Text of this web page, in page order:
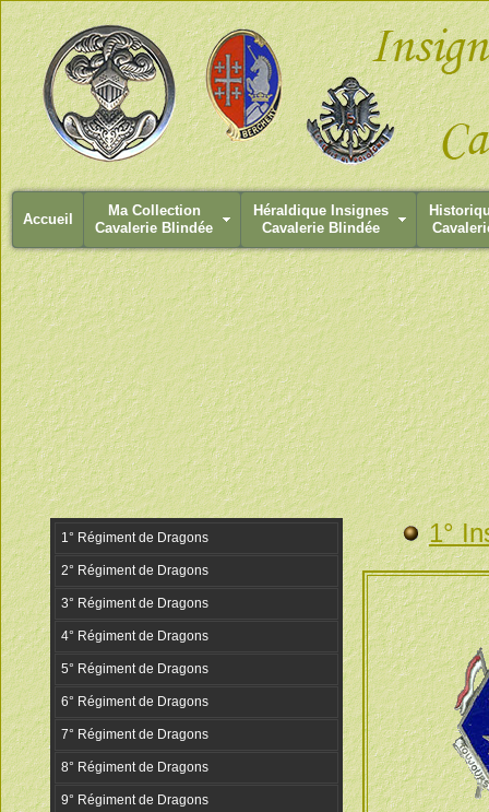
Accueil
Ma Collection
Cavalerie Blindée
Héraldique Insignes
Cavalerie Blindée
1°